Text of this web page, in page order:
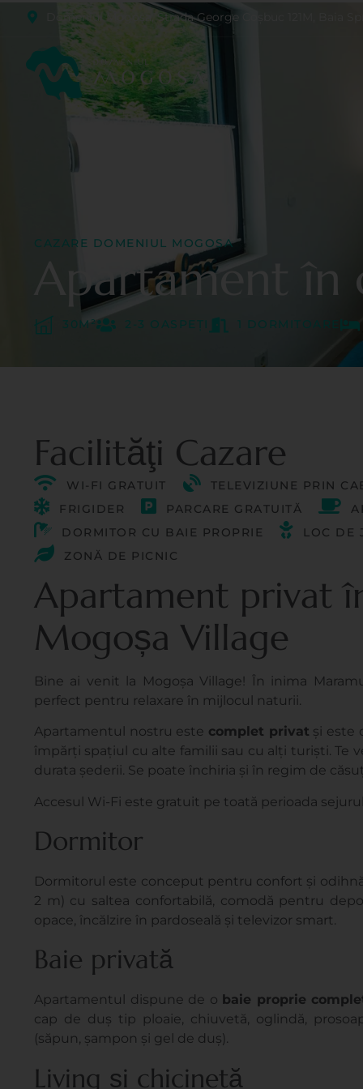
Domeniul Mogoşa, Strada George Coșbuc 121M, Baia
CAZARE DOMENIUL MOGOȘA
Apartament
30M² 2-3 OASPEȚI 1 DORMITOARE
Facilităţi Cazare
WI-FI GRATUIT TELEVIZIUNE PRIN
FRIGIDER
PARCARE GRATUITĂ
DORMITOR CU BAIE PROPRIE
LOC DE
ZONĂ DE PICNIC
Apartament privat
Mogoșa Village
Bine ai venit la Mogoșa Village! În inima
perfect pentru relaxare în mijlocul naturii.
Apartamentul nostru este complet privat și este
împărți spațiul cu alte familii sau cu alți turiști. Te
durata șederii. Se poate închiria și în regim de
Accesul Wi-Fi este gratuit pe toată perioada
Dormitor
Dormitorul este conceput pentru confort și
2 m) cu saltea confortabilă, comodă pentru
opace, încălzire în pardoseală și televizor smart.
Baie privată
Apartamentul dispune de o baie proprie
cap de duș tip ploaie, chiuvetă, oglindă,
(săpun, șampon și gel de duș).
Living și chicinetă